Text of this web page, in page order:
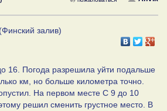
(Финский залив)
16. Погода разрешила уйти подальше
км, но больше километра точно.
На первом месте С 9 до 10
решил сменить грустное место. В